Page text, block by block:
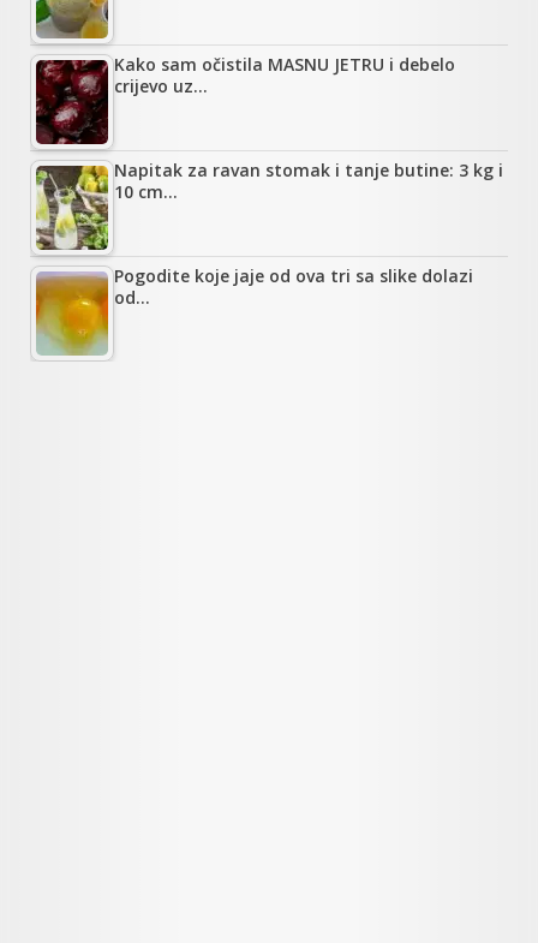
Kako sam očistila MASNU JETRU i debelo
crijevo uz…
Napitak za ravan stomak i tanje butine: 3 kg i
10 cm…
Pogodite koje jaje od ova tri sa slike dolazi
od…